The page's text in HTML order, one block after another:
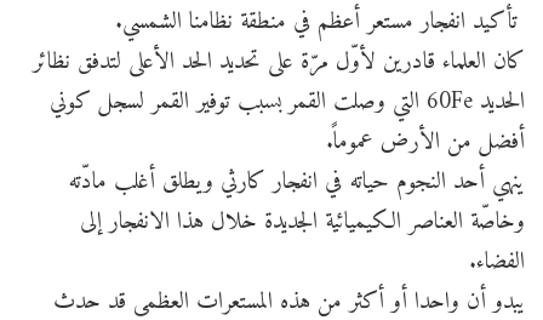
تأكيد انفجار مستعر أعظم في منطقة نظامنا الشمسي.
كان العلماء قادرين لأوّل مرّة على تحديد الحد الأعلى لتدفق نظائر
الحديد 60Fe التي وصلت القمر بسبب توفير القمر لسجل كوني
أفضل من الأرض عموماً.
ينهي أحد النجوم حياته في انفجار كارثي ويطلق أغلب مادّته
وخاصّة العناصر الكيميائية الجديدة خلال هذا الانفجار إلى
الفضاء.
يبدو أن واحدا أو أكثر من هذه المستعرات العظمى قد حدث